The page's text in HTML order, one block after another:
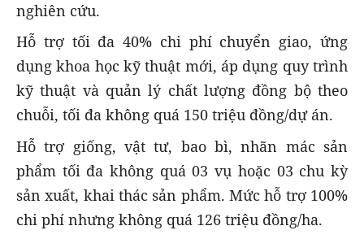
nghiên cứu.
Hỗ trợ tối đa 40% chi phí chuyển giao, ứng
dụng khoa học kỹ thuật mới, áp dụng quy trình
kỹ thuật và quản lý chất lượng đồng bộ theo
chuỗi, tối đa không quá 150 triệu đồng/dự án.
Hỗ trợ giống, vật tư, bao bì, nhãn mác sản
phẩm tối đa không quá 03 vụ hoặc 03 chu kỳ
sản xuất, khai thác sản phẩm. Mức hỗ trợ 100%
chi phí nhưng không quá 126 triệu đồng/ha.